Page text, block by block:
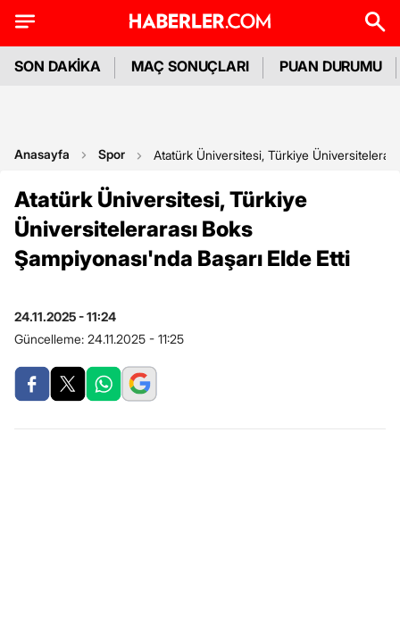
SON DAKİKA MAÇ SONUÇLARI PUAN DURUMU
Anasayfa Spor Atatürk Üniversitesi, Türkiye
Atatürk Üniversitesi, Türkiye
Üniversitelerarası Boks
Şampiyonası'nda Başarı Elde Etti
24.11.2025 - 11:24
Güncelleme: 24.11.2025 - 11:25